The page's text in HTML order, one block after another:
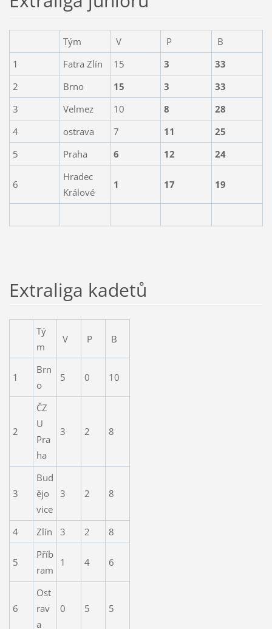
Tým V P
B
1
Fatra Zlín 15 3
33
2
Brno 15 3
33
3
Velmez 10 8
28
4
ostrava 7 11
25
5
Praha 6 12 24
6
Hradec
Králové
1 17 19
Extraliga kadetů
Tý
m
V P B
1
Brn
o
5 0 10
2
ČZ
U
Pra
ha
3 2 8
3
Bud
ějo
vice
3 2 8
4 Zlín 3 2 8
5
Příb
ram
1 4 6
6
Ost
rav
a
0 5 5